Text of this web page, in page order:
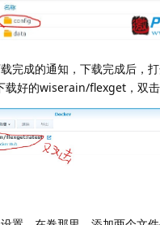
完成的通知，下载完成后，
载好的wiserain/flexget，双击